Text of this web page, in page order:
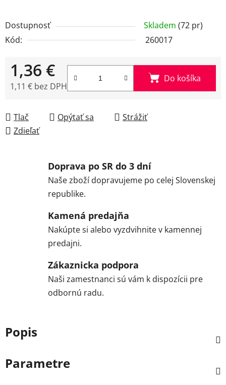
Dostupnosť Skladem (72 pr)
Kód:
260017
1,36 €
1,11 € bez DPH
Do košíka
Tlač Opýtať sa
Strážiť
Zdieľať
Doprava po SR do 3 dní
Naše zboží dopravujeme po celej Slovenskej
republike.
Kamená predajňa
Nakúpte si alebo vyzdvihnite v kamennej
predajni.
Zákaznicka podpora
Naši zamestnanci sú vám k dispozícii pre
odbornú radu.
Popis
Parametre